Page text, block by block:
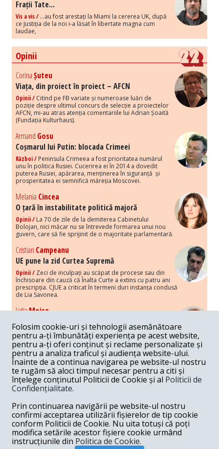
Frații Tate...
Vis a vis / ...au fost arestați la Miami la cererea UK, după
ce Justiția de la noi i-a lăsat în libertate magna cum
laudae,
Opinii
CorinaȘuteu
Viața, din proiect în proiect – AFCN
Opinii / Citind pe FB variate și numeroase luări de
poziție despre ultimul concurs de selecție a proiectelor
AFCN, mi-au atras atenția comentariile lui Adrian Șoaită
(Fundația Kulturhaus).
Armand Gosu
Coșmarul lui Putin: blocada Crimeei
Război / Peninsula Crimeea a fost prioritatea numărul
unu în politica Rusiei. Cucerirea ei în 2014 a dovedit
puterea Rusiei, apărarea, menținerea în siguranță și
prosperitatea ei semnifică măreția Moscovei.
Melania Cincea
O țară în instabilitate politică majoră
Opinii / La 70 de zile de la demiterea Cabinetului
Bolojan, nici măcar nu se întrevede formarea unui nou
guvern, care să fie sprijinit de o majoritate parlamentară.
Cristian Campeanu
UE pune la zid Curtea Supremă
Opinii / Zeci de inculpați au scăpat de procese sau din
închisoare din cauză că Înalta Curte a extins cu patru ani
prescripția. CJUE a criticat în termeni duri instanța condusă
de Lia Savonea.
LidiaMoise
Costurile economice ale haosului politic
Opinii / Economia nu poate rezista cu retorica falsă a
susținerii intereselor poporului, care, de fapt, ascunde
obsesia menținerii privilegiilor și a averilor unor caste.
Melania Cincea
Noi puseuri de xenofobie din partea românilor
„neaoși”
Periodic, în spațiul public sunt voci care lansează
mesaje xenofobe la adresa câte unui politician care deranjează un
anumit grup politico-mediatic, într-un anumit moment.
ArmandGosu
Unirea cu Moldova: modele istorice
Folosim cookie-uri și tehnologii asemănătoare
pentru a-ți îmbunătăți experiența pe acest website,
pentru a-ți oferi conținut și reclame personalizate și
pentru a analiza traficul și audiența website-ului.
Înainte de a continua navigarea pe website-ul nostru
te rugăm să aloci timpul necesar pentru a citi și
înțelege conținutul Politicii de Cookie și al Politicii de
Confidențialitate.
Prin continuarea navigării pe website-ul nostru
confirmi acceptarea utilizării fișierelor de tip cookie
conform Politicii de Cookie. Nu uita totuși că poți
modifica setările acestor fișiere cookie urmând
instrucțiunile din Politica de Cookie.